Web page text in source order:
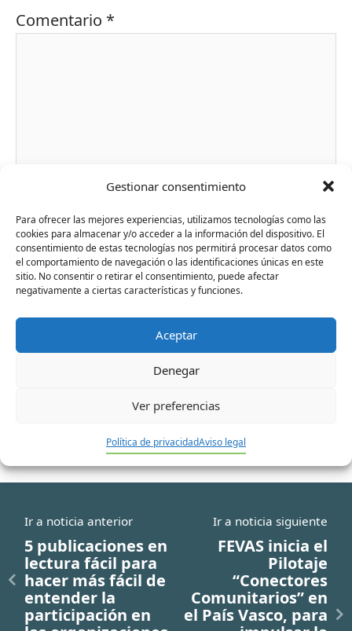
Gestionar consentimiento
Para ofrecer las mejores experiencias, utilizamos tecnologías como las
cookies para almacenar y/o acceder a la información del dispositivo. El
consentimiento de estas tecnologías nos permitirá procesar datos como
el comportamiento de navegación o las identificaciones únicas en este
sitio. No consentir o retirar el consentimiento, puede afectar
negativamente a ciertas características y funciones.
Aceptar
Denegar
Ver preferencias
Política de privacidadAviso legal
Comentario *
Nombre*
Correo
electrónico*
Ir a noticia anterior
5 publicaciones en
lectura fácil para
hacer más fácil de
entender la
participación en
Ir a noticia siguiente
FEVAS inicia el
Pilotaje
“Conectores
Comunitarios” en
el País Vasco, para